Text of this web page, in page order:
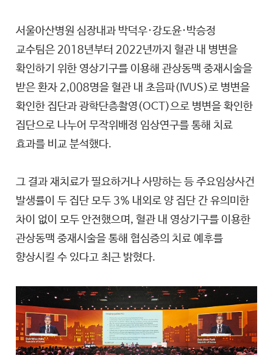
서울아산병원 심장내과 박덕우·강도윤·박승정
교수팀은 2018년부터 2022년까지 혈관 내 병변을
확인하기 위한 영상기구를 이용해 관상동맥 중재시술을
받은 환자 2,008명을 혈관 내 초음파(IVUS)로 병변을
확인한 집단과 광학단층촬영(OCT)으로 병변을 확인한
집단으로 나누어 무작위배정 임상연구를 통해 치료
효과를 비교 분석했다.
그 결과 재치료가 필요하거나 사망하는 등 주요임상사건
발생률이 두 집단 모두 3% 내외로 양 집단 간 유의미한
차이 없이 모두 안전했으며, 혈관 내 영상기구를 이용한
관상동맥 중재시술을 통해 협심증의 치료 예후를
향상시킬 수 있다고 최근 밝혔다.